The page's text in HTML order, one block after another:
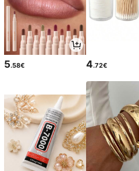
5.58€ 4.72€